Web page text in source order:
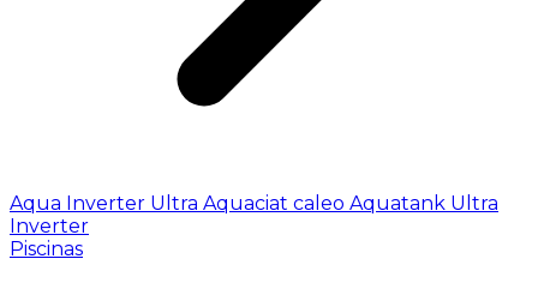
Aqua Inverter Ultra Aquaciat caleo Aquatank Ultra
Inverter
Piscinas